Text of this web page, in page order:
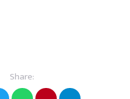
Share: